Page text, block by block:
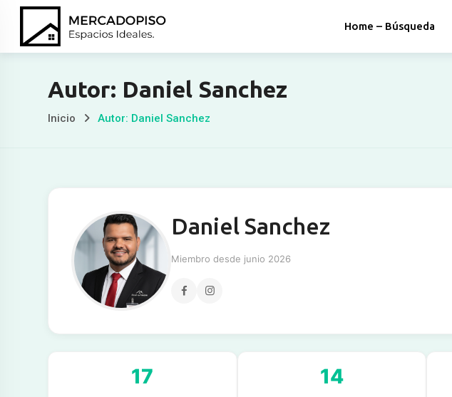
contenido
Home – Búsqueda
Autor: Daniel Sanchez
Inicio Autor: Daniel Sanchez
Daniel Sanchez
Miembro desde junio 2026
17 14